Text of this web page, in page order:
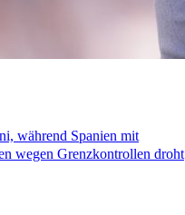
während Spanien mit
wegen Grenzkontrollen droht